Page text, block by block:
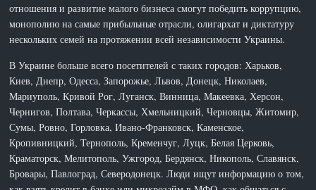
отношения и развитие малого бизнеса смогут победить коррупцию,
монополию на самые прибыльные отрасли, олигархат и диктатуру
нескольких семей на протяжении всей независимости Украины.
В Украине больше всего посетителей с таких городов: Харьков,
Киев, Днепр, Одесса, Запорожье, Львов, Донецк, Николаев,
Мариуполь, Кривой Рог, Луганск, Винница, Макеевка, Херсон,
Чернигов, Полтава, Черкассы, Хмельницкий, Черновцы, Житомир,
Сумы, Ровно, Горловка, Ивано-Франковск, Каменское,
Кропивницкий, Тернополь, Кременчуг, Луцк, Белая Церковь,
Краматорск, Мелитополь, Ужгород, Бердянск, Никополь, Славянск,
Бровары, Павлоград, Северодонецк. Люди ищут информацию о том,